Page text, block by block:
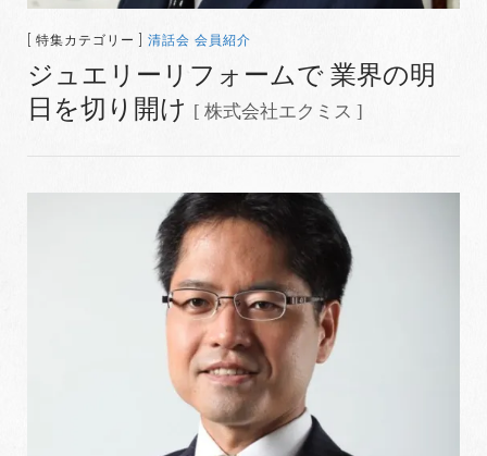
[ 特集カテゴリー ] 清話会 会員紹介
ジュエリーリフォームで 業界の明
日を切り開け [ 株式会社エクミス ]